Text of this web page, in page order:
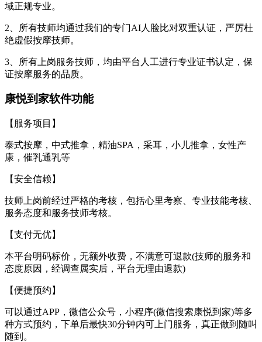
域正规专业。
2、所有技师均通过我们的专门AI人脸比对双重认证，严厉杜
绝虚假按摩技师。
3、所有上岗服务技师，均由平台人工进行专业证书认定，保
证按摩服务的品质。
康悦到家软件功能
【服务项目】
泰式按摩，中式推拿，精油SPA，采耳，小儿推拿，女性产
康，催乳通乳等
【安全信赖】
技师上岗前经过严格的考核，包括心里考察、专业技能考核、
服务态度和服务技师考核。
【支付无优】
本平台明码标价，无额外收费，不满意可退款(技师的服务和
态度原因，经调查属实后，平台无理由退款)
【便捷预约】
可以通过APP，微信公众号，小程序(微信搜索康悦到家)等多
种方式预约，下单后最快30分钟内可上门服务，真正做到随叫
随到。